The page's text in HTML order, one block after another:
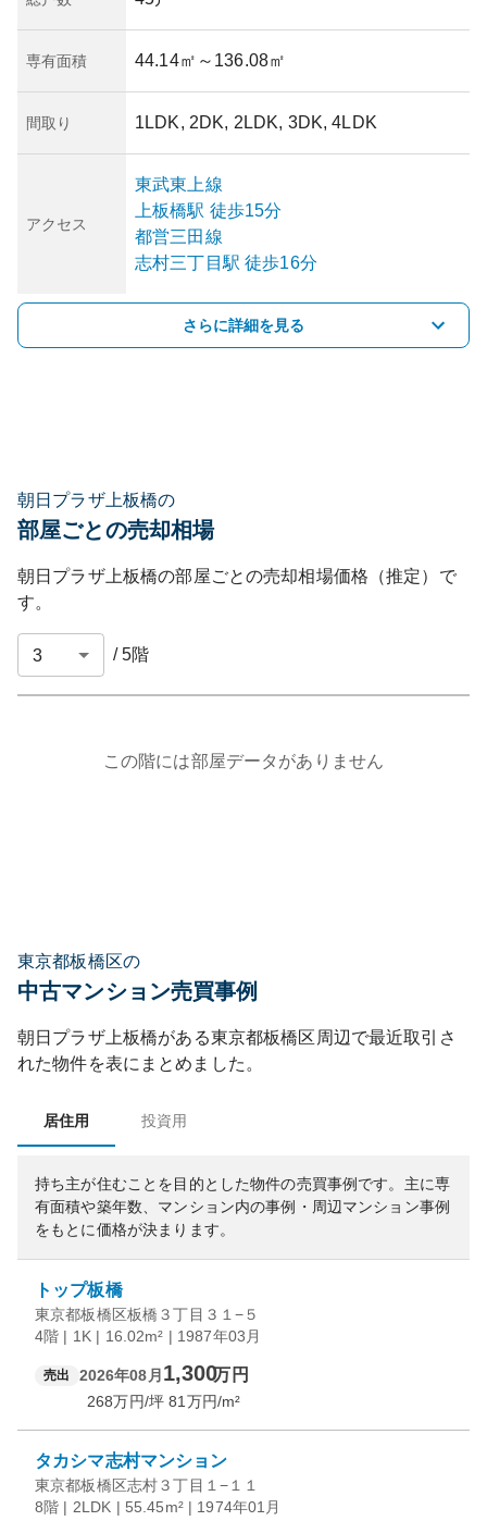
専有面積 44.14㎡ ～136.08㎡
間取り 1LDK, 2DK, 2LDK, 3DK, 4LDK
アクセス
東武東上線
上板橋駅 徒歩15分
都営三田線
志村三丁目 駅 徒歩16分
さらに詳細を見る
朝日プラザ上板橋の
部屋ごとの売却相場
朝日プラザ上板橋の部屋ごとの売却相場価格（推定）で
す。
/5階
この階には部屋データがありません
東京都板橋区の
中古マンション売買事例
朝日プラザ上板橋がある東京都板橋区 周辺で最近取引さ
れた物件を表にまとめました。
居住用 投資用
持ち主が住むことを目的とした物件の売買事例です。 主に専
有面積や築年数、マンション内の事例・周辺マンション事例
をもとに価格が決まります。
トップ板橋
東京都板橋区板橋３丁目３１−５
4階 | 1K | 16.02m² | 1987年03月
売出 2026年08月 1,300万円
268万円/坪 81 万円/m²
タカシマ志村マンション
東京都板橋区志村３丁目１−１１
8階 | 2LDK | 55.45m² | 1974年01月